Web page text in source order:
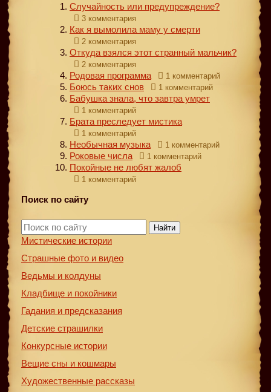
Случайность или предупреждение?
3 комментария
Как я вымолила маму у смерти
2 комментария
Откуда взялся этот странный мальчик?
2 комментария
Родовая программа 1 комментарий
Боюсь таких снов 1 комментарий
Бабушка знала, что завтра умрет
1 комментарий
Брата преследует мистика
1 комментарий
Необычная музыка 1 комментарий
Роковые числа 1 комментарий
Покойные не любят жалоб
1 комментарий
Поиск по сайту
Найти
Мистические истории
Страшные фото и видео
Ведьмы и колдуны
Кладбище и покойники
Гадания и предсказания
Детские страшилки
Конкурсные истории
Вещие сны и кошмары
Художественные рассказы